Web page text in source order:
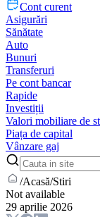
Cont curent
Asigurări
Sănătate
Auto
Bunuri
Transferuri
Pe cont bancar
Rapide
Investiții
Valori mobiliare de
Piața de capital
Vânzare gaj
/Acasă/Stiri
Not available
29 aprilie 2026